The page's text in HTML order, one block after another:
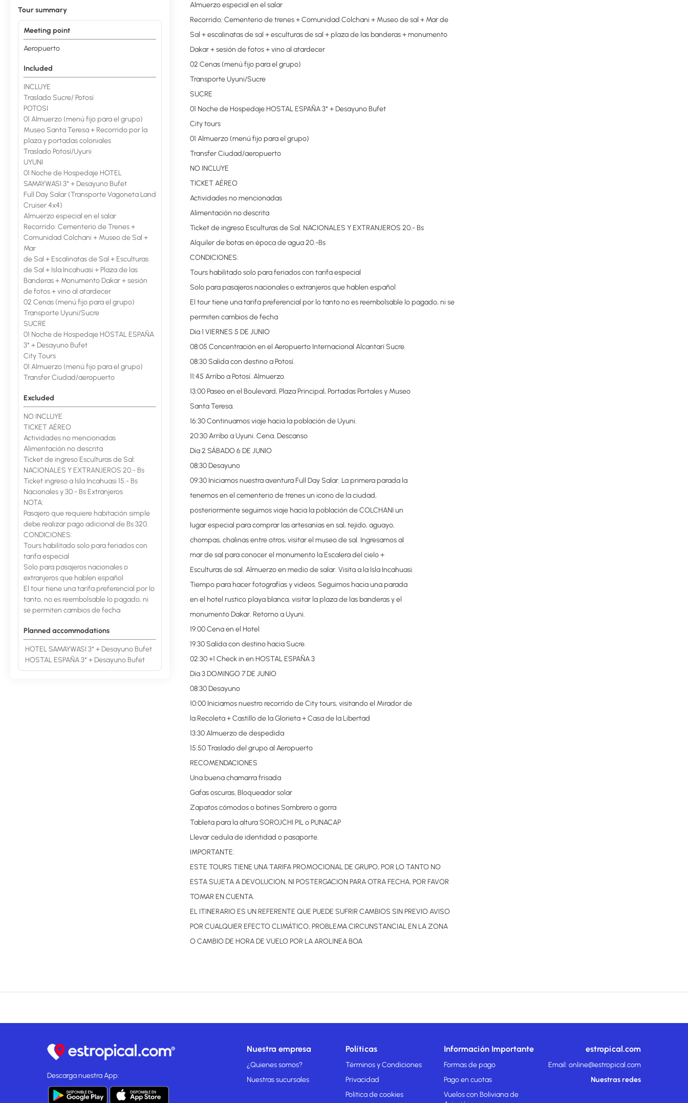
Almuerzo especial en el salar
Recorrido: Cementerio de trenes + Comunidad Colchani + Museo de sal + Mar de
Sal + escalinatas de sal + esculturas de sal + plaza de las banderas + monumento
Dakar + sesión de fotos + vino al atardecer
02 Cenas (menú fijo para el grupo)
Transporte Uyuni/Sucre
SUCRE
01 Noche de Hospedaje HOSTAL ESPAÑA 3* + Desayuno Bufet
City tours
01 Almuerzo (menú fijo para el grupo)
Transfer Ciudad/aeropuerto
NO INCLUYE
TICKET AÉREO
Actividades no mencionadas
Alimentación no descrita
Ticket de ingreso Esculturas de Sal: NACIONALES Y EXTRANJEROS 20.- Bs
Alquiler de botas en época de agua 20.-Bs
CONDICIONES:
Tours habilitado solo para feriados con tarifa especial
Solo para pasajeros nacionales o extranjeros que hablen español
El tour tiene una tarifa preferencial por lo tanto no es reembolsable lo pagado, ni se
permiten cambios de fecha
Día 1 VIERNES 5 DE JUNIO
08:05 Concentración en el Aeropuerto Internacional Alcantarí Sucre.
08:30 Salida con destino a Potosí.
11:45 Arribo a Potosí. Almuerzo.
13:00 Paseo en el Boulevard, Plaza Principal, Portadas Portales y Museo
Santa Teresa.
16:30 Continuamos viaje hacia la población de Uyuni.
20:30 Arribo a Uyuni. Cena. Descanso
Día 2 SÁBADO 6 DE JUNIO
08:30 Desayuno
09:30 Iniciamos nuestra aventura Full Day Salar. La primera parada la
tenemos en el cementerio de trenes un icono de la ciudad,
posteriormente seguimos viaje hacia la población de COLCHANI un
lugar especial para comprar las artesanías en sal, tejido, aguayo,
chompas, chalinas entre otros, visitar el museo de sal. Ingresamos al
mar de sal para conocer el monumento la Escalera del cielo +
Esculturas de sal. Almuerzo en medio de salar. Visita a la Isla Incahuasi.
Tiempo para hacer fotografías y videos. Seguimos hacia una parada
en el hotel rustico playa blanca, visitar la plaza de las banderas y el
monumento Dakar. Retorno a Uyuni.
19:00 Cena en el Hotel
19:30 Salida con destino hacia Sucre.
02:30 +1 Check in en HOSTAL ESPAÑA 3
Día 3 DOMINGO 7 DE JUNIO
08:30 Desayuno
10:00 Iniciamos nuestro recorrido de City tours, visitando el Mirador de
la Recoleta + Castillo de la Glorieta + Casa de la Libertad
13:30 Almuerzo de despedida
15:50 Traslado del grupo al Aeropuerto
RECOMENDACIONES
Una buena chamarra frisada
Gafas oscuras, Bloqueador solar
Zapatos cómodos o botines Sombrero o gorra
Tableta para la altura SOROJCHI PIL o PUNACAP
Llevar cedula de identidad o pasaporte.
IMPORTANTE:
ESTE TOURS TIENE UNA TARIFA PROMOCIONAL DE GRUPO, POR LO TANTO NO
ESTA SUJETA A DEVOLUCION, NI POSTERGACION PARA OTRA FECHA, POR FAVOR
TOMAR EN CUENTA.
EL ITINERARIO ES UN REFERENTE QUE PUEDE SUFRIR CAMBIOS SIN PREVIO AVISO
POR CUALQUIER EFECTO CLIMÁTICO, PROBLEMA CIRCUNSTANCIAL EN LA ZONA
O CAMBIO DE HORA DE VUELO POR LA AROLINEA BOA
Tour summary
Meeting point
Aeropuerto
Included
INCLUYE
Traslado Sucre/ Potosí
POTOSI
01 Almuerzo (menú fijo para el grupo)
Museo Santa Teresa + Recorrido por la
plaza y portadas coloniales
Traslado Potosí/Uyuni
UYUNI
01 Noche de Hospedaje HOTEL
SAMAYWASI 3* + Desayuno Bufet
Full Day Salar (Transporte Vagoneta Land
Cruiser 4x4)
Almuerzo especial en el salar
Recorrido: Cementerio de Trenes +
Comunidad Colchani + Museo de Sal +
Mar
de Sal + Escalinatas de Sal + Esculturas
de Sal + Isla Incahuasi + Plaza de las
Banderas + Monumento Dakar + sesión
de fotos + vino al atardecer
02 Cenas (menú fijo para el grupo)
Transporte Uyuni/Sucre
SUCRE
01 Noche de Hospedaje HOSTAL ESPAÑA
3* + Desayuno Bufet
City Tours
01 Almuerzo (menú fijo para el grupo)
Transfer Ciudad/aeropuerto
Excluded
NO INCLUYE
TICKET AÉREO
Actividades no mencionadas
Alimentación no descrita
Ticket de ingreso Esculturas de Sal:
NACIONALES Y EXTRANJEROS 20.- Bs
Ticket ingreso a Isla Incahuasi 15.- Bs
Nacionales y 30.- Bs Extranjeros
NOTA:
Pasajero que requiere habitación simple
debe realizar pago adicional de Bs 320.
CONDICIONES:
Tours habilitado solo para feriados con
tarifa especial
Solo para pasajeros nacionales o
extranjeros que hablen español
El tour tiene una tarifa preferencial por lo
tanto, no es reembolsable lo pagado, ni
se permiten cambios de fecha
Planned accommodations
HOTEL SAMAYWASI 3* + Desayuno Bufet
HOSTAL ESPAÑA 3* + Desayuno Bufet
Descarga nuestra App:
Nuestra empresa
¿Quienes somos?
Nuestras sucursales
Políticas
Términos y Condiciones
Privacidad
Politica de cookies
Información Importante
Formas de pago
Pago en cuotas
Vuelos con Boliviana de
estropical.com
Email: online@estropical.com
Nuestras redes